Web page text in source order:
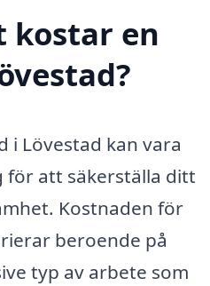
kostar en
i Lövestad kan vara
för att säkerställa ditt
Kostnaden för
beroende på
typ av arbete som